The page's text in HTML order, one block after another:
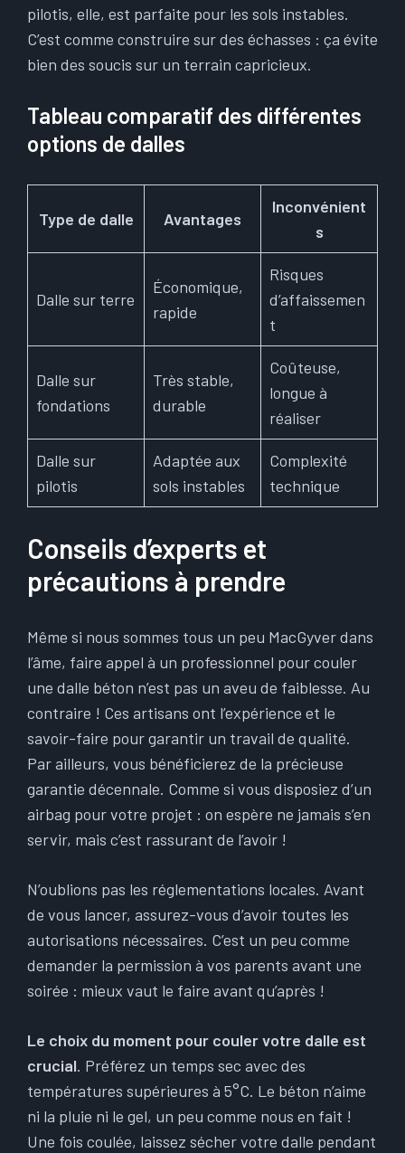
pilotis, elle, est parfaite pour les sols instables.
C’est comme construire sur des échasses : ça évite
bien des soucis sur un terrain capricieux.
Tableau comparatif des différentes
options de dalles
Type de dalle Avantages
Inconvénient
s
Dalle sur terre
Économique,
rapide
Risques
d’affaissemen
t
Dalle sur
fondations
Très stable,
durable
Coûteuse,
longue à
réaliser
Dalle sur
pilotis
Adaptée aux
sols instables
Complexité
technique
Conseils d’experts et
précautions à prendre
Même si nous sommes tous un peu MacGyver dans
l’âme, faire appel à un professionnel pour couler
une dalle béton n’est pas un aveu de faiblesse. Au
contraire ! Ces artisans ont l’expérience et le
savoir-faire pour garantir un travail de qualité.
Par ailleurs, vous bénéficierez de la précieuse
garantie décennale. Comme si vous disposiez d’un
airbag pour votre projet : on espère ne jamais s’en
servir, mais c’est rassurant de l’avoir !
N’oublions pas les réglementations locales. Avant
de vous lancer, assurez-vous d’avoir toutes les
autorisations nécessaires. C’est un peu comme
demander la permission à vos parents avant une
soirée : mieux vaut le faire avant qu’après !
Le choix du moment pour couler votre dalle est
crucial. Préférez un temps sec avec des
températures supérieures à 5°C. Le béton n’aime
ni la pluie ni le gel, un peu comme nous en fait !
Une fois coulée, laissez sécher votre dalle pendant